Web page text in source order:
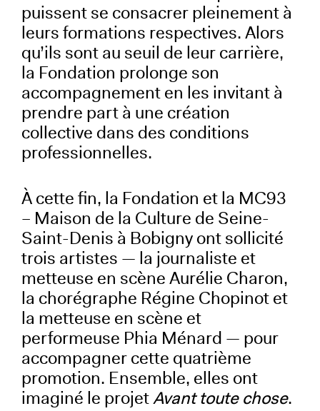
puissent se consacrer pleinement à
leurs formations respectives. Alors
qu’ils sont au seuil de leur carrière,
la Fondation prolonge son
accompagnement en les invitant à
prendre part à une création
collective dans des conditions
professionnelles.
À cette fin, la Fondation et la MC93
– Maison de la Culture de Seine-
Saint-Denis à Bobigny ont sollicité
trois artistes — la journaliste et
metteuse en scène Aurélie Charon,
la chorégraphe Régine Chopinot et
la metteuse en scène et
performeuse Phia Ménard — pour
accompagner cette quatrième
promotion. Ensemble, elles ont
imaginé le projetAvant toute chose.